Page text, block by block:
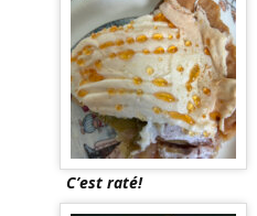
C’est raté!